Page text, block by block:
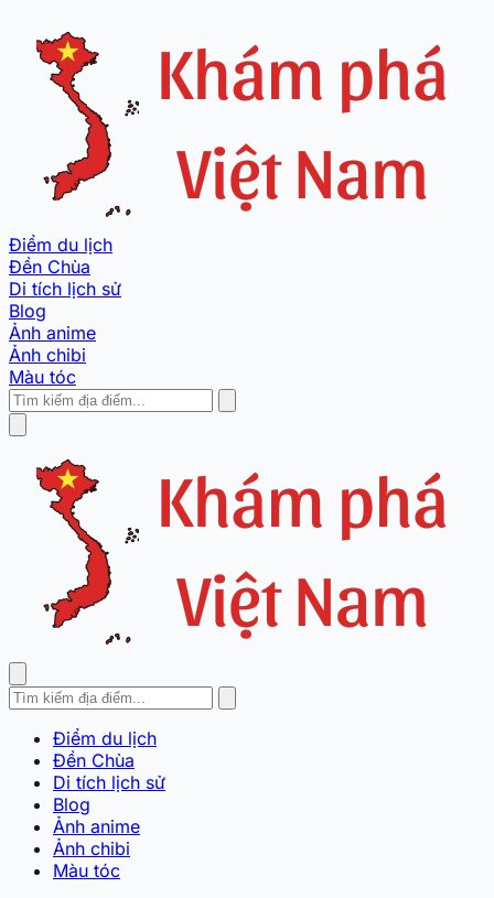
Điểm du lịch
Đền Chùa
Di tích lịch sử
Blog
Ảnh anime
Ảnh chibi
Màu tóc
Điểm du lịch
Đền Chùa
Di tích lịch sử
Blog
Ảnh anime
Ảnh chibi
Màu tóc